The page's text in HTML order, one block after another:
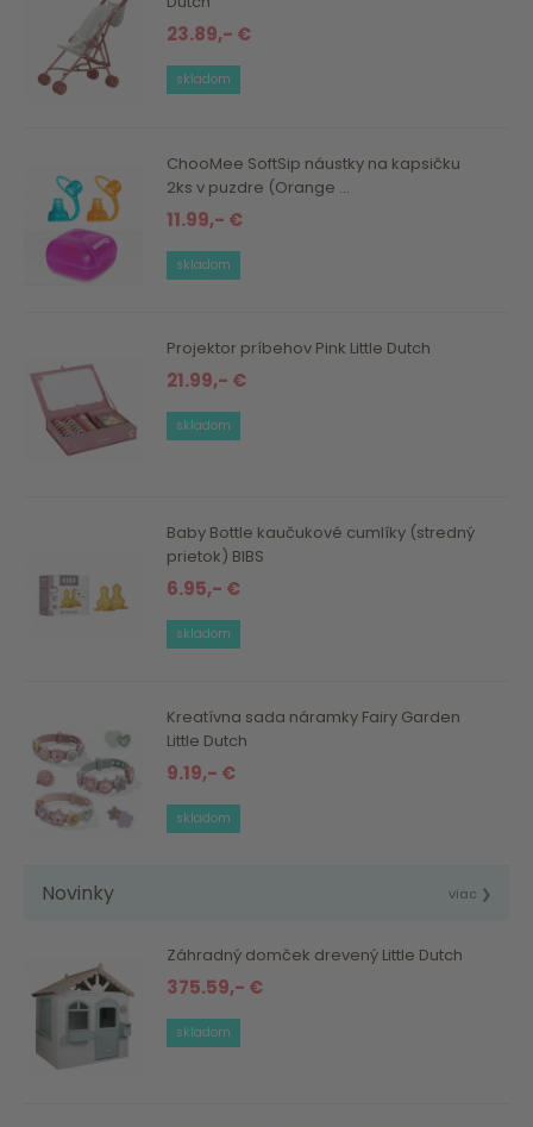
23.89,- €
skladom
ChooMee SoftSip náustky na kapsičku
2ks v puzdre (Orange ...
11.99,- €
skladom
Projektor príbehov Pink Little Dutch
21.99,- €
skladom
Baby Bottle kaučukové cumlíky (stredný
prietok) BIBS
6.95,- €
skladom
Kreatívna sada náramky Fairy Garden
Little Dutch
9.19,- €
skladom
Novinky viac ❯
Záhradný domček drevený Little Dutch
375.59,- €
skladom